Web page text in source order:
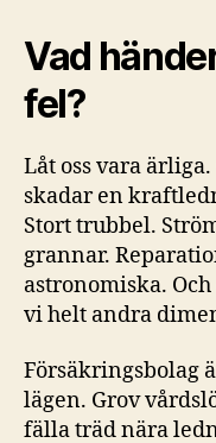
Vad
fel?
Låt oss vara
skadar en
Stort trubbel.
grannar.
astronomiska.
vi helt andra
Försäkringsbolag
lägen. Grov
fälla träd nära